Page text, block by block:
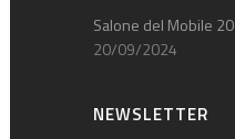
Salone del Mobile
20/09/2024
NEWSLETTER